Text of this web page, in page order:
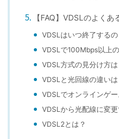
【FAQ】VDSLのよくあ
VDSLはいつ終了するの
VDSLで100Mbps以上
VDSL方式の見分け方は
VDSLと光回線の違いは
VDSLでオンラインゲ
VDSLから光配線に変
VDSL2とは？